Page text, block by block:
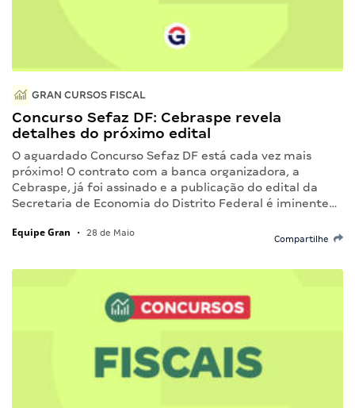
GRAN CURSOS FISCAL
Concurso Sefaz DF: Cebraspe revela
detalhes do próximo edital
O aguardado Concurso Sefaz DF está cada vez mais
próximo! O contrato com a banca organizadora, a
Cebraspe, já foi assinado e a publicação do edital da
Secretaria de Economia do Distrito Federal é iminente…
Equipe Gran • 28 de Maio
Compartilhe